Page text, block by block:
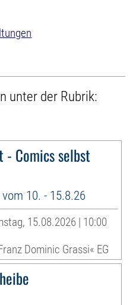
unter der Rubrik:
- Comics selbst
10. - 15.8.26
15.08.2026 | 10:00
Dominic Grassi« EG